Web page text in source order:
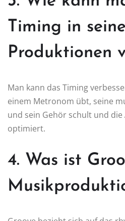
Timing in
Produktionen
Man kann das Timing
einem Metronom übt, seine
und sein Gehör schult und
optimiert.
4. Was ist